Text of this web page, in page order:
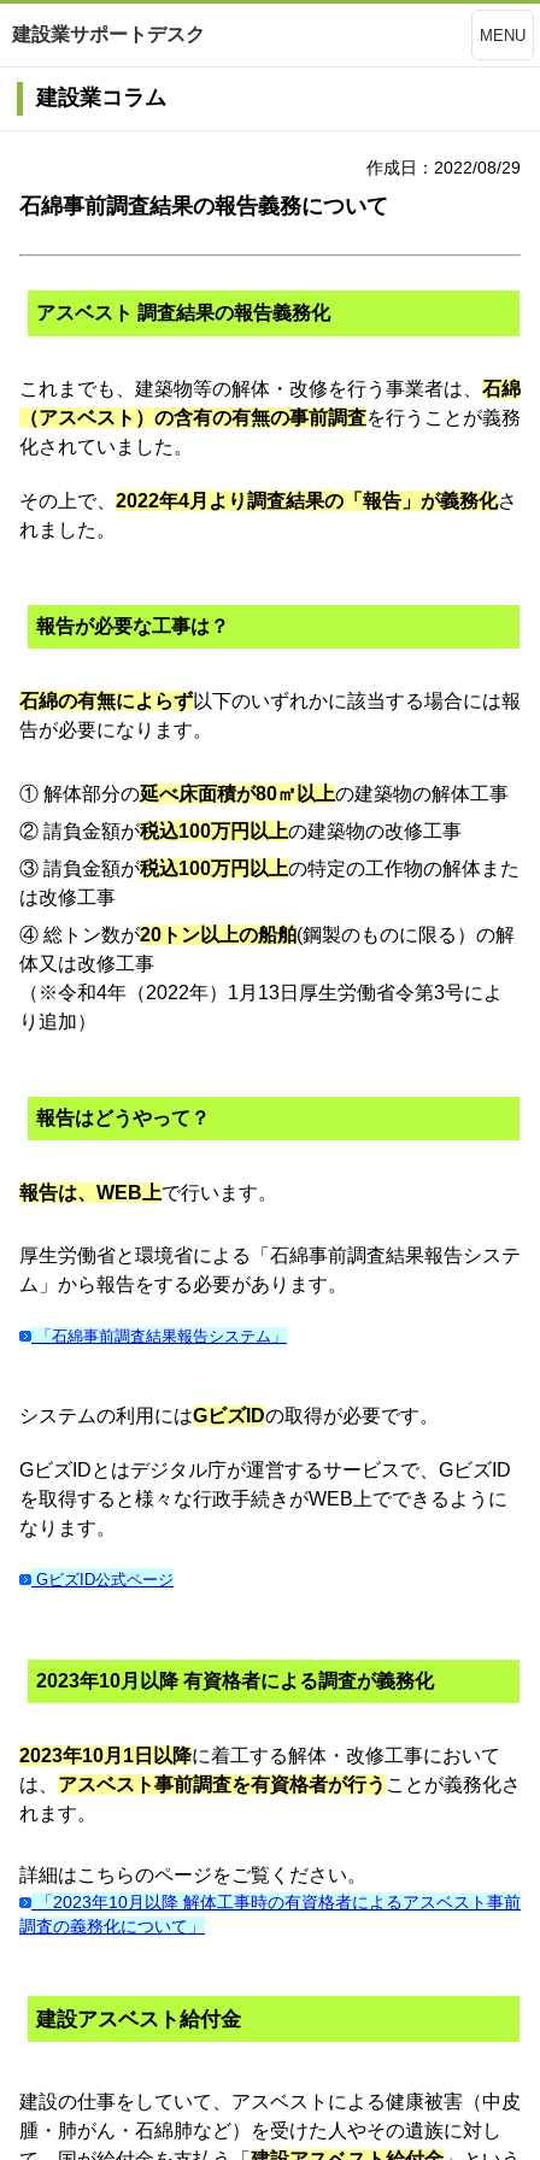
建設業サポートデスク MENU
建設業コラム
作成日：2022/08/29
石綿事前調査結果の報告義務について
アスベスト 調査結果の報告義務化
これまでも、建築物等の解体・改修を行う事業者は、 石綿
（アスベスト）の含有の有無の事前調査を行うことが義務
化されていました。
その上で、 2022年4月より調査結果の「報告」が義務化さ
れました。
報告が必要な工事は？
石綿の有無によらず以下のいずれかに該当する場合には報
告が必要になります。
① 解体部分の延べ床面積が80㎡以上の建築物の解体工事
② 請負金額が税込100万円以上の建築物の改修工事
③ 請負金額が税込100万円以上の特定の工作物の解体また
は改修工事
④ 総トン数が20トン以上の船舶(鋼製のものに限る）の解
体又は改修工事
（※令和4年（2022年）1月13日厚生労働省令第3号によ
り追加）
報告はどうやって？
報告は、WEB上で行います。
厚生労働省と環境省による「石綿事前調査結果報告システ
ム」から報告をする必要があります。
「石綿事前調査結果報告システム」
システムの利用にはGビズIDの取得が必要です。
GビズIDとはデジタル庁が運営するサービスで、GビズID
を取得すると様々な行政手続きがWEB上でできるように
なります。
GビズID公式ページ
2023年10月以降 有資格者による調査が義務化
2023年10月1日以降に着工する解体・改修工事において
は、 アスベスト事前調査を有資格者が行う ことが義務化さ
れます。
詳細はこちらのページをご覧ください。
「2023年10月以降 解体工事時の有資格者によるアスベスト事前
調査の義務化について」
建設アスベスト給付金
建設の仕事をしていて、アスベストによる健康被害（中皮
腫・肺がん・石綿肺など）を受けた人やその遺族に対し